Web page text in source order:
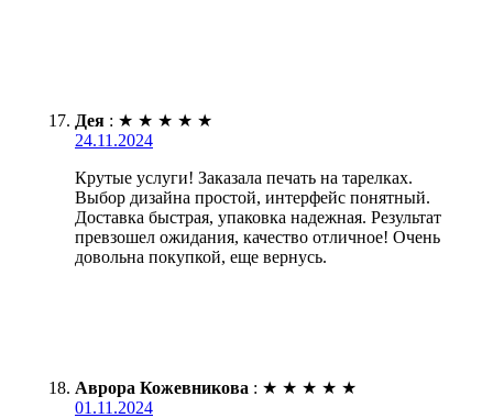
Дея : ★ ★ ★ ★ ★
24.11.2024
Крутые услуги! Заказала печать на тарелках.
Выбор дизайна простой, интерфейс понятный.
Доставка быстрая, упаковка надежная. Результат
превзошел ожидания, качество отличное! Очень
довольна покупкой, еще вернусь.
Аврора Кожевникова : ★ ★ ★ ★ ★
01.11.2024